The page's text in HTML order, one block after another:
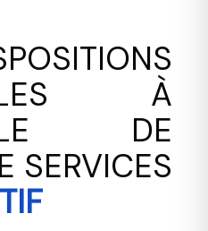
À
DE
SERVICES